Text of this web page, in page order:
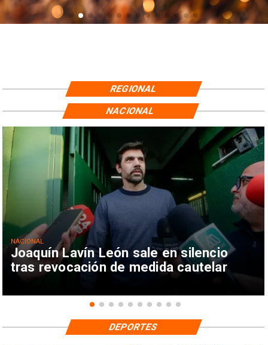
REGIONAL
Joaquín Lavín León sale en silencio
tras revocación de medida cautelar
NACIONAL
NACIONAL
DEPORTES